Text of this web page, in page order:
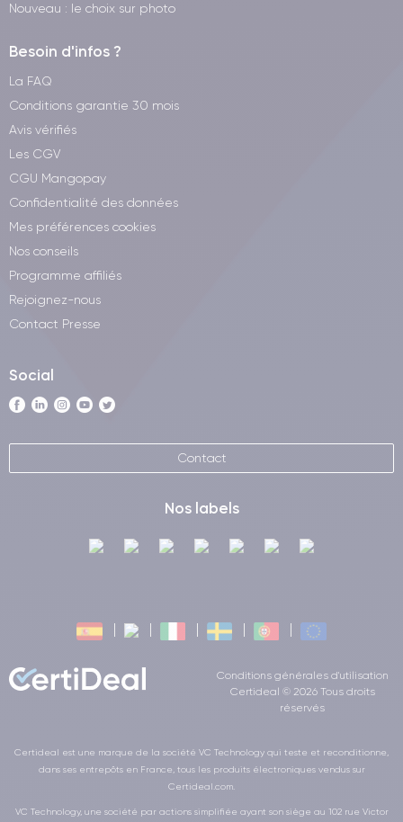
Nouveau : le choix sur photo
Besoin d'infos ?
La FAQ
Conditions garantie 30 mois
Avis vérifiés
Les CGV
CGU Mangopay
Confidentialité des données
Mes préférences cookies
Nos conseils
Programme affiliés
Rejoignez-nous
Contact Presse
Social
Contact
Nos labels
Conditions générales d'utilisation
Certideal © 2026 Tous droits
réservés
Certideal est une marque de la société VC Technology qui teste et reconditionne,
dans ses entrepôts en France, tous les produits électroniques vendus sur
Certideal.com.
VC Technology, une société par actions simplifiée ayant son siège au 102 rue Victor